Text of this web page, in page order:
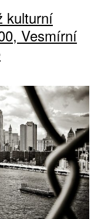
kulturní
Vesmírní